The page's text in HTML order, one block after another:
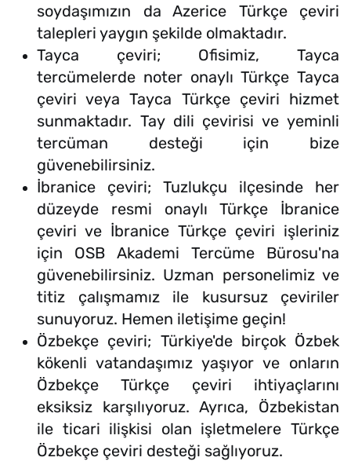
soydaşımızın da Azerice Türkçe çeviri
talepleri yaygın şekilde olmaktadır.
Tayca çeviri; Ofisimiz, Tayca
tercümelerde noter onaylı Türkçe Tayca
çeviri veya Tayca Türkçe çeviri hizmet
sunmaktadır. Tay dili çevirisi ve yeminli
tercüman desteği için bize
güvenebilirsiniz.
İbranice çeviri; Tuzlukçu ilçesinde her
düzeyde resmi onaylı Türkçe İbranice
çeviri ve İbranice Türkçe çeviri işleriniz
için OSB Akademi Tercüme Bürosu'na
güvenebilirsiniz. Uzman personelimiz ve
titiz çalışmamız ile kusursuz çeviriler
sunuyoruz. Hemen iletişime geçin!
Özbekçe çeviri; Türkiye'de birçok Özbek
kökenli vatandaşımız yaşıyor ve onların
Özbekçe Türkçe çeviri ihtiyaçlarını
eksiksiz karşılıyoruz. Ayrıca, Özbekistan
ile ticari ilişkisi olan işletmelere Türkçe
Özbekçe çeviri desteği sağlıyoruz.